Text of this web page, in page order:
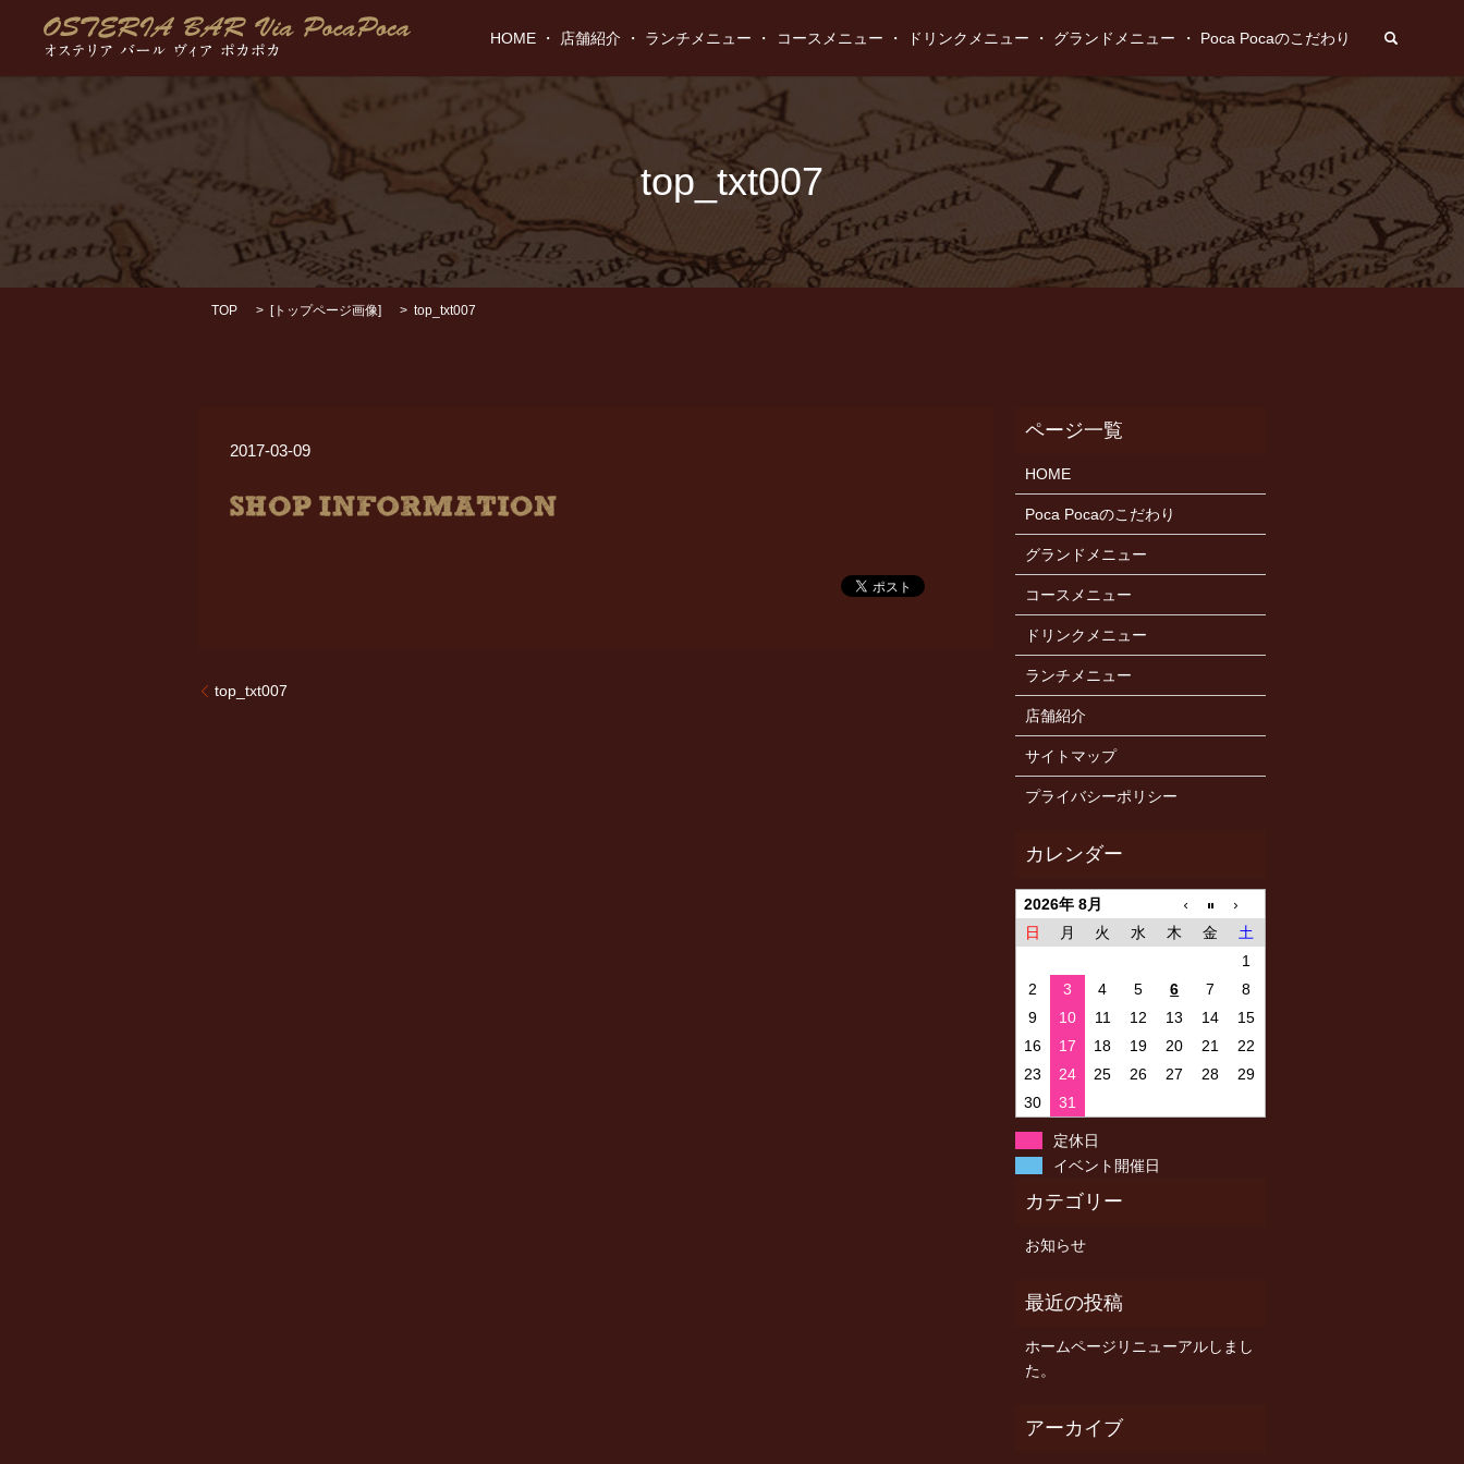
HOME 店舗紹介 ランチメニュー コースメニュー ドリンクメニュー グランドメニュー Poca Pocaのこだわり
top_txt007
TOP [トップページ画像] top_txt007
2017-03-09
top_txt007
HOME
Poca Pocaのこだわり
グランドメニュー
コースメニュー
ドリンクメニュー
ランチメニュー
店舗紹介
サイトマップ
プライバシーポリシー
2026年 8月
日
月 火 水 木 金
土
1
2
3 4 5 6 7
8
9
10 11 12 13 14
15
16
17 18 19 20 21
22
23
24 25 26 27 28
29
30
31
定休日
イベント開催日
お知らせ
ホームページリニューアルしまし
た。